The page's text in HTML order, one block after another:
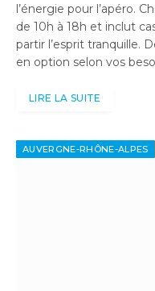
l’énergie pour l’apéro.
de 10h à 18h et inclut
partir l’esprit tranquille.
en option selon vos
LIRE LA SUITE
AUVERGNE-RHÔNE-ALPES